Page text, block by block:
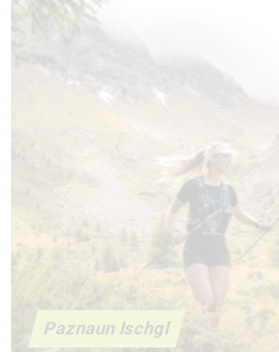
Paznaun Ischgl